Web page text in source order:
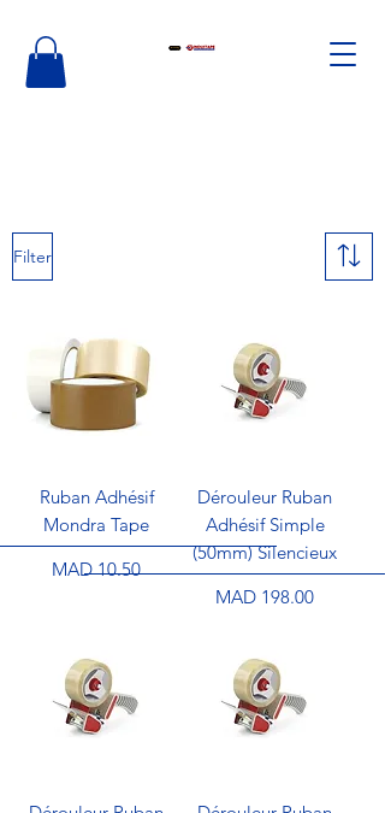
Filter
Ruban Adhésif
Mondra Tape
Price
MAD 10.50
Dérouleur Ruban
Adhésif Simple
(50mm) Silencieux
Price
MAD 198.00